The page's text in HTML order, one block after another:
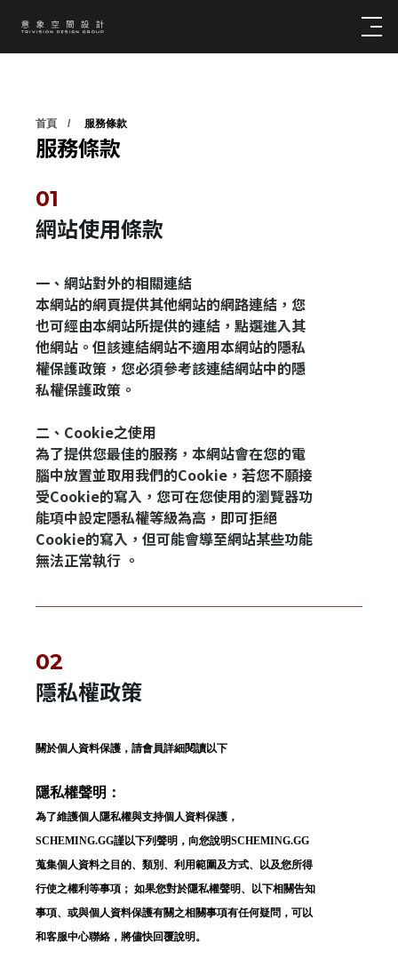
首頁 服務條款
服務條款
網站使用條款
一、網站對外的相關連結
本網站的網頁提供其他網站的網路連結，您
也可經由本網站所提供的連結，點選進入其
他網站。但該連結網站不適用本網站的隱私
權保護政策，您必須參考該連結網站中的隱
私權保護政策。
二、Cookie之使用
為了提供您最佳的服務，本網站會在您的電
腦中放置並取用我們的Cookie，若您不願接
受Cookie的寫入，您可在您使用的瀏覽器功
能項中設定隱私權等級為高，即可拒絕
Cookie的寫入，但可能會導至網站某些功能
無法正常執行 。
隱私權政策
關於個人資料保護，請會員詳細閱讀以下
隱私權聲明：
為了維護個人隱私權與支持個人資料保護，
SCHEMING.GG謹以下列聲明，向您說明SCHEMING.GG
蒐集個人資料之目的、類別、利用範圍及方式、以及您所得
行使之權利等事項； 如果您對於隱私權聲明、以下相關告知
事項、或與個人資料保護有關之相關事項有任何疑問，可以
和客服中心聯絡，將儘快回覆說明。